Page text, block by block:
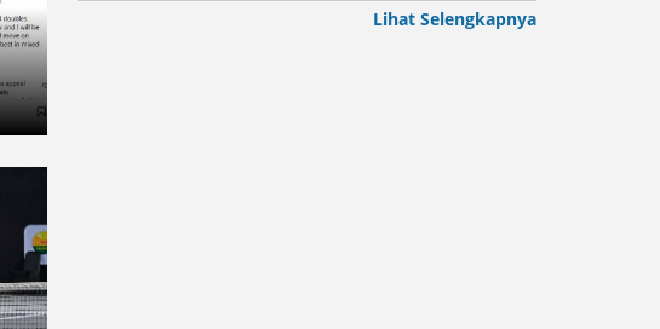
Lihat Selengkapnya